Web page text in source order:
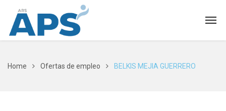
Home Ofertas de empleo BELKIS MEJIA GUERRERO